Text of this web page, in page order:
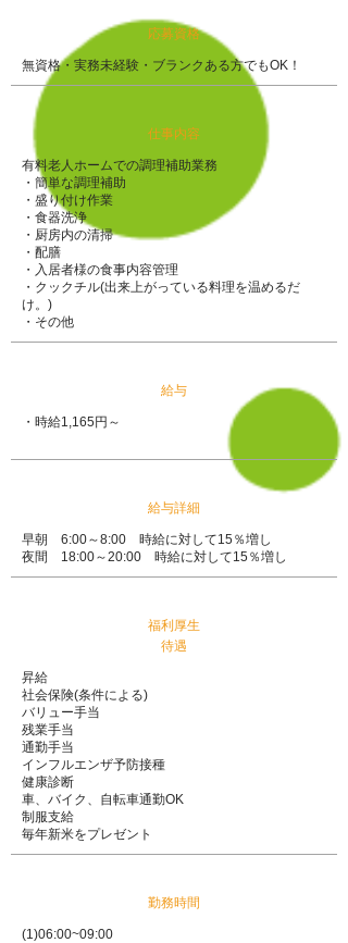
応募資格
無資格・実務未経験・ブランクある方でもOK！
仕事内容
有料老人ホームでの調理補助業務
・簡単な調理補助
・盛り付け作業
・食器洗浄
・厨房内の清掃
・配膳
・入居者様の食事内容管理
​・クックチル(出来上がっている料理を温めるだ
け。)
​・その他
給与
・時給1,165円～
給与詳細
早朝 6:00～8:00 時給に対して15％増し
夜間 18:00～20:00 時給に対して15％増し
福利厚生
​待遇
昇給
社会保険(条件による)
バリュー手当
残業手当
通勤手当
インフルエンザ予防接種
健康診断
車、バイク、自転車通勤OK
制服支給
毎年新米をプレゼント
勤務時間
(1)06:00~09:00